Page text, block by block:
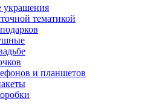
украшения
тематикой
и планшетов